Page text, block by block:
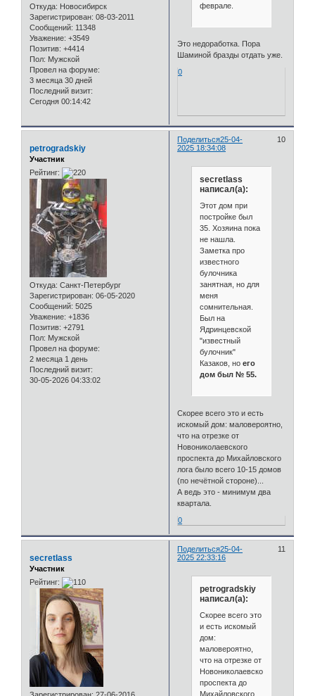
Откуда: Новосибирск
Зарегистрирован: 08-03-2011
Сообщений: 11348
Уважение: +3549
Позитив: +4414
Пол: Мужской
Провел на форуме:
3 месяца 30 дней
Последний визит:
Сегодня 00:14:42
феврале.
Это недоработка. Пора
Шаминой бразды отдать уже.
0
Поделиться 10
25-04-
2025 18:34:08
petrogradskiy
Участник
Рейтинг:
Откуда: Санкт-Петербург
Зарегистрирован: 06-05-2020
Сообщений: 5025
Уважение: +1836
Позитив: +2791
Пол: Мужской
Провел на форуме:
2 месяца 1 день
Последний визит:
30-05-2026 04:33:02
secretlass
написал(а):
Этот дом при
постройке был
35. Хозяина пока
не нашла.
Заметка про
известного
булочника
занятная, но для
меня
сомнительная.
Был на
Ядринцевской
"известный
булочник"
Казаков, но его
дом был № 55.
Скорее всего это и есть
искомый дом: маловероятно,
что на отрезке от
Новониколаевского
проспекта до Михайловского
лога было всего 10-15 домов
(по нечётной стороне)...
А ведь это - минимум два
квартала.
0
Поделиться 11
25-04-
2025 22:33:16
secretlass
Участник
Рейтинг:
petrogradskiy
написал(а):
Скорее всего это
и есть искомый
дом:
маловероятно,
что на отрезке от
Новониколаевского
проспекта до
Михайловского